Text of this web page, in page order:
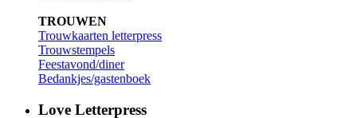
TROUWEN
Trouwkaarten letterpress
Trouwstempels
Feestavond/diner
Bedankjes/gastenboek
Love Letterpress